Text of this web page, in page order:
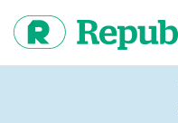
continut